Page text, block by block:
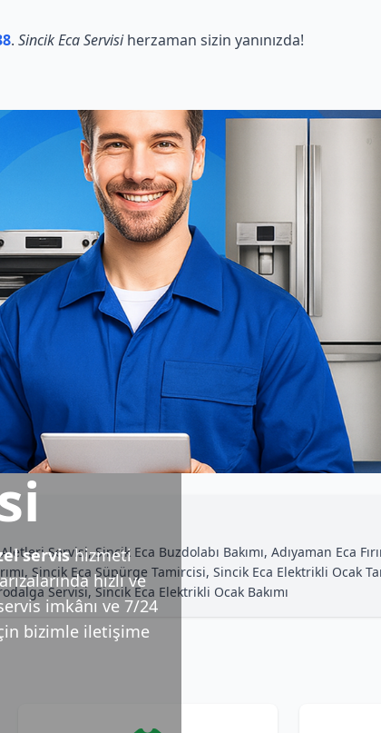
. Sincik Eca Servisiherzaman sizin yanınızda!
servishizmeti
hızlı ve
imkânı ve 7/24
bizimle iletişime
Servisi, Sincik Eca Buzdolabı Bakımı, Adıyaman Eca
Sincik Eca Süpürge Tamircisi, Sincik Eca Elektrikli Ocak
Servisi, Sincik Eca Elektrikli Ocak Bakımı